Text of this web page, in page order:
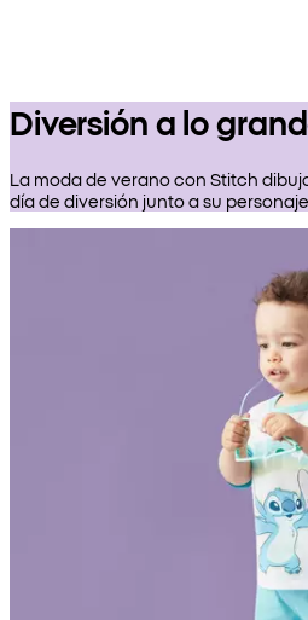
Diversión a lo
La moda de verano con Stitch
día de diversión junto a su